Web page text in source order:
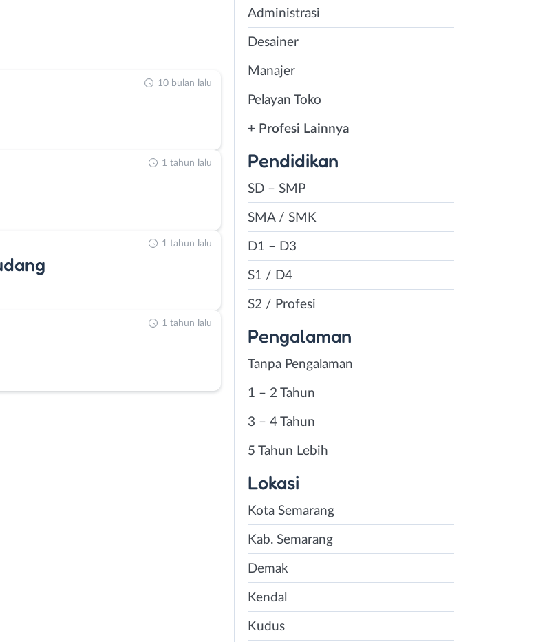
10 bulan lalu
1 tahun lalu
1 tahun lalu
1 tahun lalu
Administrasi
Desainer
Manajer
Pelayan Toko
+ Profesi Lainnya
Pendidikan
SD – SMP
SMA / SMK
D1 – D3
S1 / D4
S2 / Profesi
Pengalaman
Tanpa Pengalaman
1 – 2 Tahun
3 – 4 Tahun
5 Tahun Lebih
Lokasi
Kota Semarang
Kab. Semarang
Demak
Kendal
Kudus